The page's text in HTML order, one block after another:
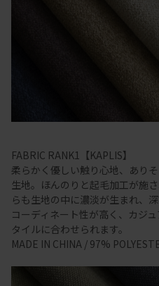
FABRIC RANK1【KAPLIS】
柔らかく優しい触り心地、あり
生地。ほんのりと起毛加工が施
らも生地の中に濃淡が生まれ、
コーディネート性が高く、カジ
タイルに合わせられます。
MADE IN CHINA / 97%